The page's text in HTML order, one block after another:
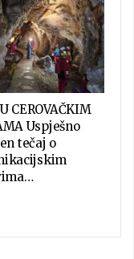
CEROVAČKIM
Uspješno
tečaj o